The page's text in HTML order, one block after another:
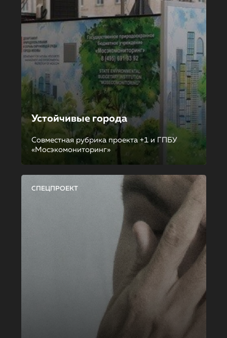
Устойчивые города
Совместная рубрика проекта +1 и ГПБУ
«Мосэкомониторинг»
СПЕЦПРОЕКТ